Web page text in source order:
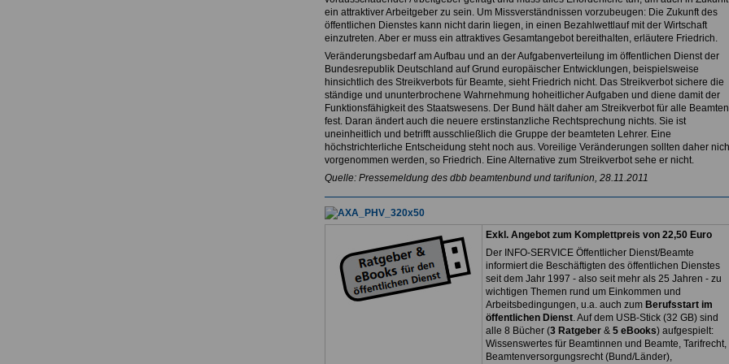
ein attraktiver Arbeitgeber zu sein. Um Missverständnissen vorzubeugen: Die Zukunft des
öffentlichen Dienstes kann nicht darin liegen, in einen Bezahlwettlauf mit der Wirtschaft
einzutreten. Aber er muss ein attraktives Gesamtangebot bereithalten, erläutere Friedrich.
Veränderungsbedarf am Aufbau und an der Aufgabenverteilung im öffentlichen Dienst der
Bundesrepublik Deutschland auf Grund europäischer Entwicklungen, beispielsweise
hinsichtlich des Streikverbots für Beamte, sieht Friedrich nicht. Das Streikverbot sichere die
ständige und ununterbrochene Wahrnehmung hoheitlicher Aufgaben und diene damit der
Funktionsfähigkeit des Staatswesens. Der Bund hält daher am Streikverbot für alle Beamten
fest. Daran ändert auch die neuere erstinstanzliche Rechtsprechung nichts. Sie ist
uneinheitlich und betrifft ausschließlich die Gruppe der beamteten Lehrer. Eine
höchstrichterliche Entscheidung steht noch aus. Voreilige Veränderungen sollten daher
vorgenommen werden, so Friedrich. Eine Alternative zum Streikverbot sehe er nicht.
Quelle: Pressemeldung des dbb beamtenbund und tarifunion, 28.11.2011
Exkl. Angebot zum Komplettpreis von 22,50 Euro
Der INFO-SERVICE Öffentlicher Dienst/Beamte
informiert die Beschäftigten des öffentlichen Dienstes
seit dem Jahr 1997 - also seit mehr als 25 Jahren - zu
wichtigen Themen rund um Einkommen und
Arbeitsbedingungen, u.a. auch zum Berufsstart im
öffentlichen Dienst. Auf dem USB-Stick (32 GB) sind
alle 8 Bücher (3 Ratgeber& 5 eBooks) aufgespielt:
Wissenswertes für Beamtinnen und Beamte, Tarifrecht,
Beamtenversorgungsrecht (Bund/Länder),